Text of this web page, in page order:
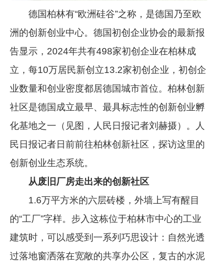
德国柏林有“欧洲硅谷”之称，是德国乃至欧
洲的创新创业中心。德国初创企业协会的最新报
告显示，2024年共有498家初创企业在柏林成
立，每10万居民新创立13.2家初创企业，初创企
业数量和创业密度都居德国城市首位。柏林创新
社区是德国成立最早、最具标志性的创新创业孵
化基地之一（见图，人民日报记者刘赫摄）。人
民日报记者日前前往柏林创新社区，探访这里的
创新创业生态系统。
从废旧厂房走出来的创新社区
1.6万平方米的六层砖楼，外墙上写有醒目
的“工厂”字样。步入这栋位于柏林市中心的工业
建筑时，可以感受到一系列巧思设计：自然光透
过落地窗洒落在宽敞的共享办公区，复古的水泥